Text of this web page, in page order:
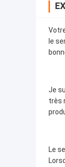
le
Je
très
Le